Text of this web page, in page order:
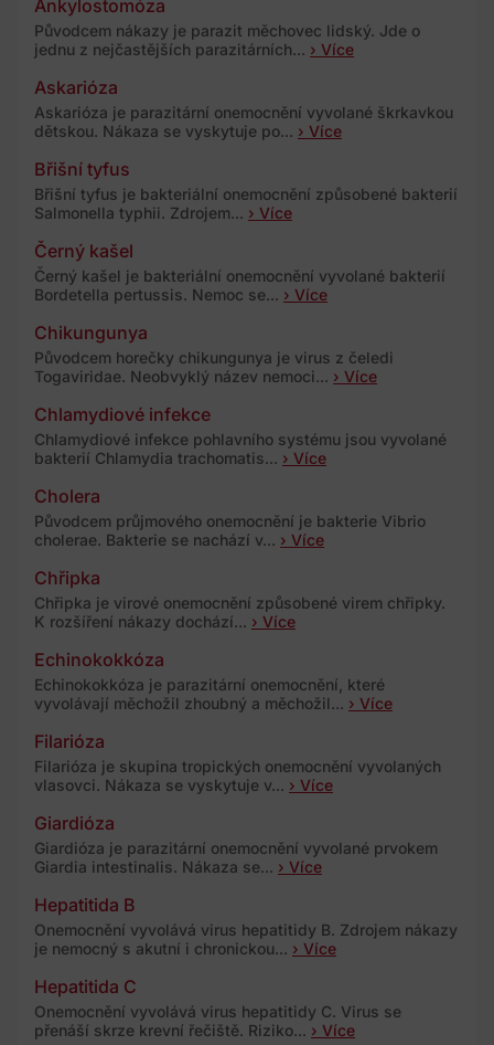
Ankylostomóza
Původcem nákazy je parazit měchovec lidský. Jde o
jednu z nejčastějších parazitárních... › Více
Askarióza
Askarióza je parazitární onemocnění vyvolané škrkavkou
dětskou. Nákaza se vyskytuje po... › Více
Břišní tyfus
Břišní tyfus je bakteriální onemocnění způsobené bakterií
Salmonella typhii. Zdrojem... › Více
Černý kašel
Černý kašel je bakteriální onemocnění vyvolané bakterií
Bordetella pertussis. Nemoc se... › Více
Chikungunya
Původcem horečky chikungunya je virus z čeledi
Togaviridae. Neobvyklý název nemoci... › Více
Chlamydiové infekce
Chlamydiové infekce pohlavního systému jsou vyvolané
bakterií Chlamydia trachomatis... › Více
Cholera
Původcem průjmového onemocnění je bakterie Vibrio
cholerae. Bakterie se nachází v... › Více
Chřipka
Chřipka je virové onemocnění způsobené virem chřipky.
K rozšíření nákazy dochází... › Více
Echinokokkóza
Echinokokkóza je parazitární onemocnění, které
vyvolávají měchožil zhoubný a měchožil... › Více
Filarióza
Filarióza je skupina tropických onemocnění vyvolaných
vlasovci. Nákaza se vyskytuje v... › Více
Giardióza
Giardióza je parazitární onemocnění vyvolané prvokem
Giardia intestinalis. Nákaza se... › Více
Hepatitida B
Onemocnění vyvolává virus hepatitidy B. Zdrojem nákazy
je nemocný s akutní i chronickou... › Více
Hepatitida C
Onemocnění vyvolává virus hepatitidy C. Virus se
přenáší skrze krevní řečiště. Riziko... › Více